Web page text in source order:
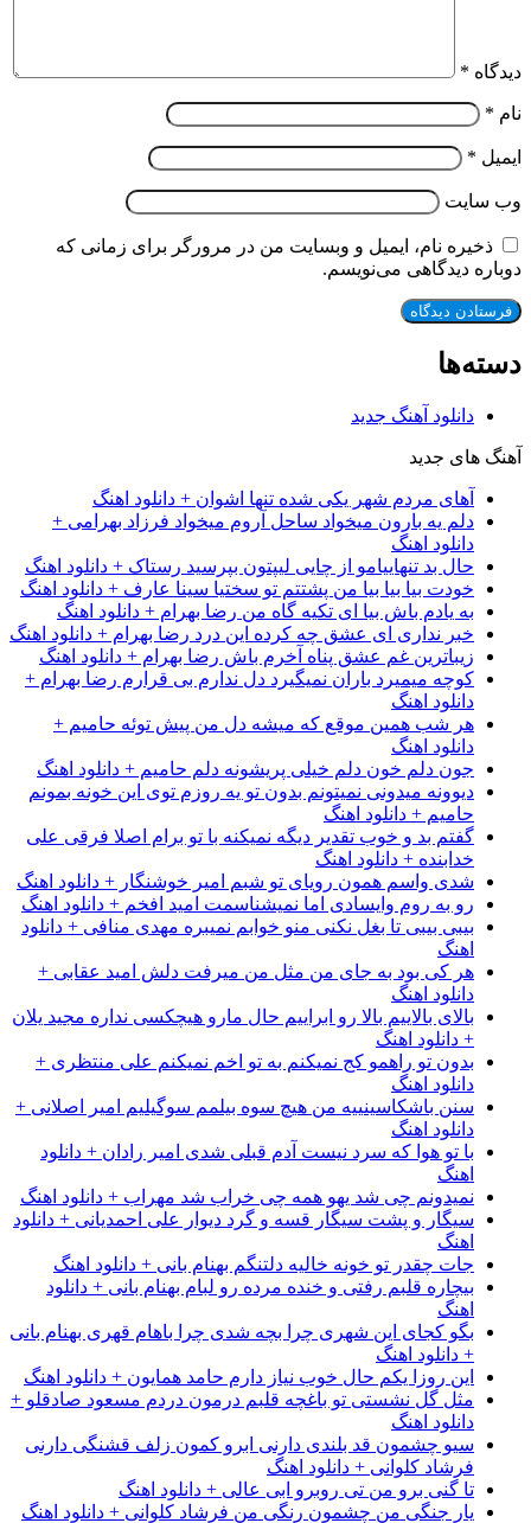
دیدگاه *
نام *
ایمیل *
وب‌ سایت
ذخیره نام، ایمیل و وبسایت من در مرورگر برای زمانی که
دوباره دیدگاهی می‌نویسم.
دسته‌ها
دانلود آهنگ جدید
آهنگ های جدید
آهای مردم شهر یکی شده تنها اشوان + دانلود اهنگ
دلم یه بارون میخواد ساحل آروم میخواد فرزاد بهرامی +
دانلود اهنگ
حال بد تنهاییامو از چایی لیپتون بپرسید رستاک + دانلود اهنگ
خودت بیا بیا بیا من پشتتم تو سختیا سینا عارف + دانلود اهنگ
به یادم باش بیا ای تکیه گاه من رضا بهرام + دانلود اهنگ
خبر نداری ای عشق چه کرده این درد رضا بهرام + دانلود اهنگ
زیباترین غم عشق پناه آخرم باش رضا بهرام + دانلود اهنگ
کوچه میمیرد باران نمیگیرد دل ندارم بی قرارم رضا بهرام +
دانلود اهنگ
هر شب همین موقع که میشه دل من پیش توئه حامیم +
دانلود اهنگ
جون دلم خون دلم خیلی پریشونه دلم حامیم + دانلود اهنگ
دیوونه میدونی نمیتونم بدون تو یه روزم توی این خونه بمونم
حامیم + دانلود اهنگ
گفتم بد و خوب تقدیر دیگه نمیکنه با تو برام اصلا فرقی علی
خدابنده + دانلود اهنگ
شدی واسم همون رویای تو شبم امیر خوشنگار + دانلود اهنگ
رو به روم وایسادی اما نمیشناسمت امید افخم + دانلود اهنگ
بیبی بیبی تا بغل نکنی منو خوابم نمیبره مهدی منافی + دانلود
اهنگ
هر کی بود به جای من مثل من میرفت دلش امید عقابی +
دانلود اهنگ
بالای بالاییم بالا رو ابراییم حال مارو هیچکسی نداره مجید یلان
+ دانلود اهنگ
بدون تو راهمو کج نمیکنم به تو اخم نمیکنم علی منتظری +
دانلود اهنگ
سنن باشکاسینییه من هیچ سوه بیلمم سوگیلیم امیر اصلانی +
دانلود اهنگ
با تو هوا که سرد نیست آدم قبلی شدی امیر رادان + دانلود
اهنگ
نمیدونم چی شد یهو همه چی خراب شد مهراب + دانلود اهنگ
سیگار و پشت سیگار قسه و گرد دیوار علی احمدیانی + دانلود
اهنگ
جات چقدر تو خونه خالیه دلتنگم بهنام بانی + دانلود اهنگ
بیچاره قلبم رفتی و خنده مرده رو لبام بهنام بانی + دانلود
اهنگ
بگو کجای این شهری چرا بچه شدی چرا باهام قهری بهنام بانی
+ دانلود اهنگ
این روزا یکم حال خوب نیاز دارم حامد همایون + دانلود اهنگ
مثل گل نشستی تو باغچه قلبم درمون دردم مسعود صادقلو +
دانلود اهنگ
سیو چشمون قد بلندی دارنی ابرو کمون زلف قشنگی دارنی
فرشاد کلوانی + دانلود اهنگ
تا گنی برو من تی روبرو ابی عالی + دانلود اهنگ
یار جنگی من چشمون رنگی من فرشاد کلوانی + دانلود اهنگ